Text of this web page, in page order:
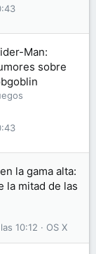
Man:
sobre
la gama alta:
la mitad de las
OS X
10:12